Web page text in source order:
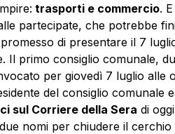
trasporti e commercio.
partecipate, che potrebbe
di presentare il 7
Il primo consiglio comunale,
per giovedì 7 luglio alle
del consiglio comunale
sul Corriere della Sera di
nomi per chiudere il